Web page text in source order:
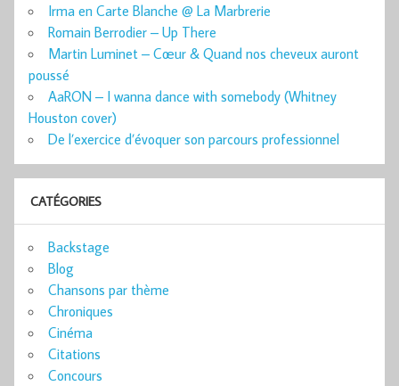
Irma en Carte Blanche @ La Marbrerie
Romain Berrodier – Up There
Martin Luminet – Cœur & Quand nos cheveux auront
poussé
AaRON – I wanna dance with somebody (Whitney
Houston cover)
De l’exercice d’évoquer son parcours professionnel
CATÉGORIES
Backstage
Blog
Chansons par thème
Chroniques
Cinéma
Citations
Concours